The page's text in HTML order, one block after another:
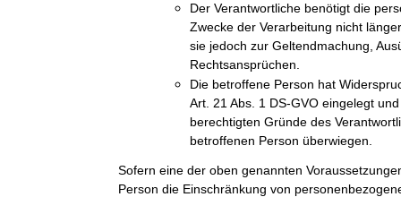
Der Verantwortliche benötigt die
Zwecke der Verarbeitung nicht
sie jedoch zur Geltendmachung,
Rechtsansprüchen.
Die betroffene Person hat
Art. 21 Abs. 1 DS-GVO eingelegt
berechtigten Gründe des
betroffenen Person überwiegen.
Sofern eine der oben genannten
Person die Einschränkung von